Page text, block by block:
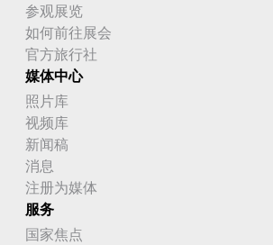
参观展览
如何前往展会
官方旅行社
媒体中心
照片库
视频库
新闻稿
消息
注册为媒体
服务
国家焦点